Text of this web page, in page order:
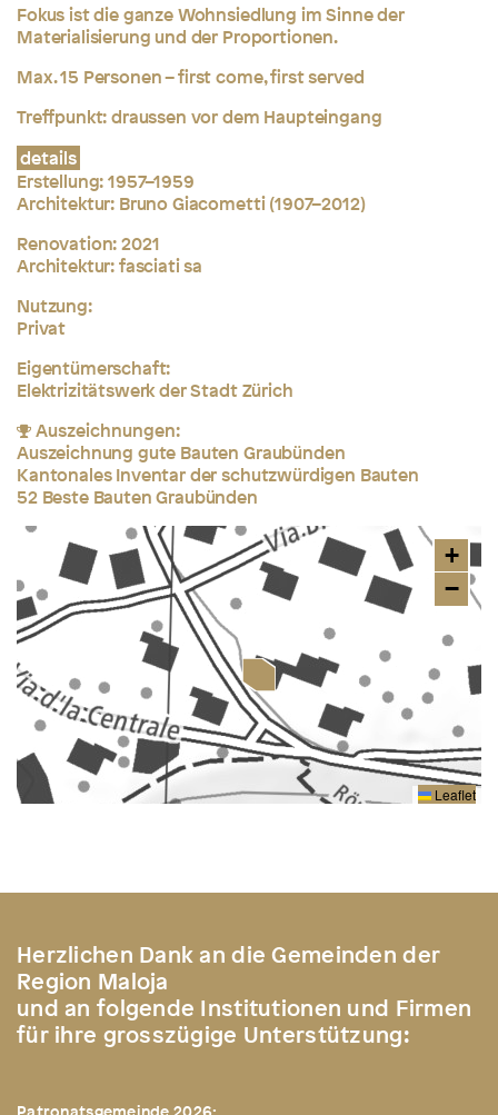
Fokus ist die ganze Wohnsiedlung im Sinne der
Materialisierung und der Proportionen.
Max. 15 Personen – first come, first served
Treffpunkt: draussen vor dem Haupteingang
details
Erstellung:1957–1959
Architektur: Bruno Giacometti (1907–2012)
Renovation: 2021
Architektur:fasciati sa
Nutzung:
Privat
Eigentümerschaft:
Elektrizitätswerk der Stadt Zürich
Auszeichnungen:
Auszeichnung gute Bauten Graubünden
Kantonales Inventar der schutzwürdigen Bauten
52 Beste Bauten Graubünden
+
−
Leaflet
Herzlichen Dank an die Gemeinden der
Region Maloja
und an folgende Institutionen und Firmen
für ihre grosszügige Unterstützung: